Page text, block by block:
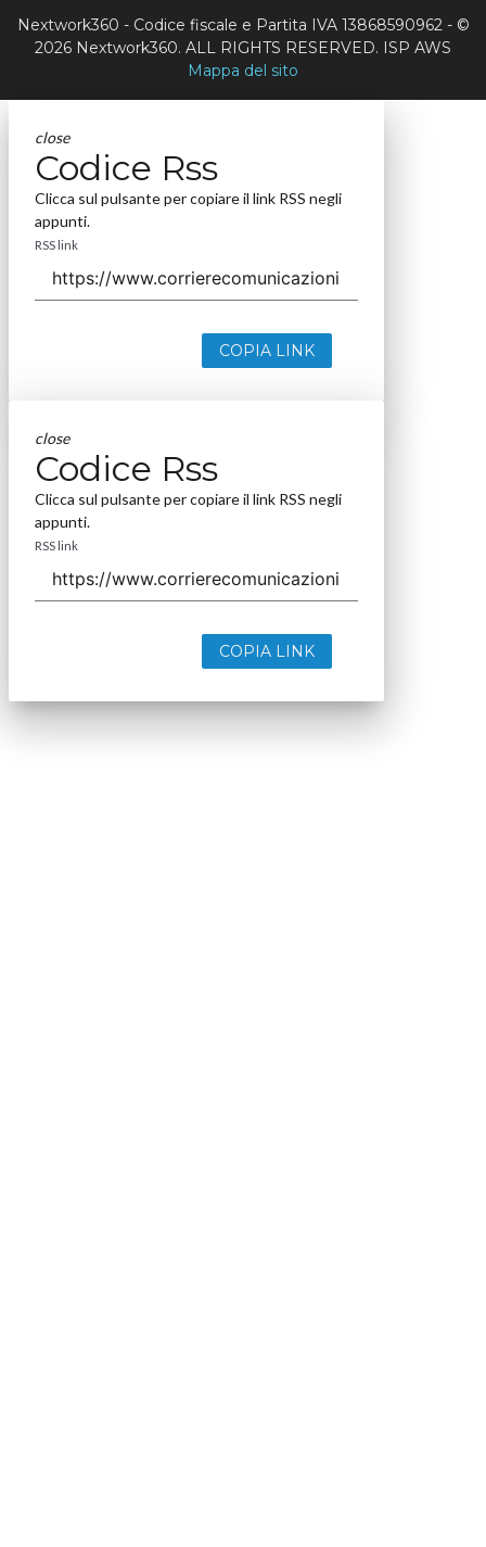
Nextwork360 - Codice fiscale e Partita IVA 13868590962 - ©
2026 Nextwork360. ALL RIGHTS RESERVED. ISP AWS
Mappa del sito
close
Codice Rss
Clicca sul pulsante per copiare il link RSS negli
appunti.
RSS link
COPIA LINK
close
Codice Rss
Clicca sul pulsante per copiare il link RSS negli
appunti.
RSS link
COPIA LINK